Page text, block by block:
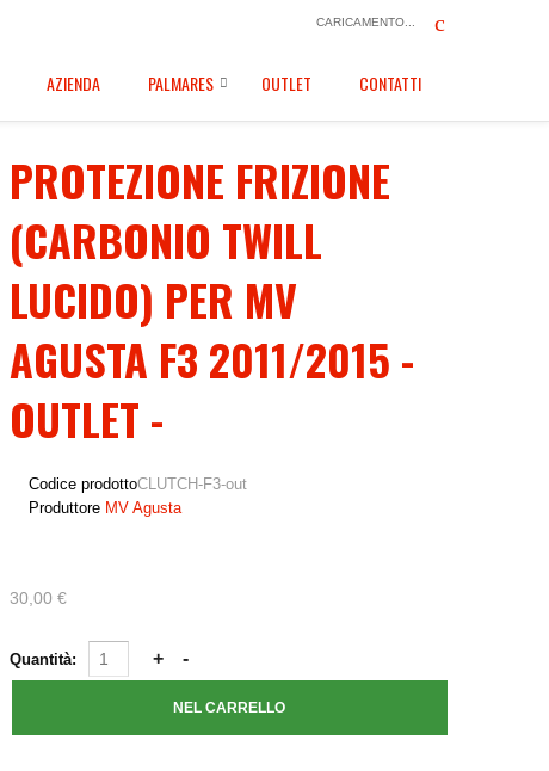
CARICAMENTO...
AZIENDA PALMARES OUTLET CONTATTI
PROTEZIONE FRIZIONE
(CARBONIO TWILL
LUCIDO) PER MV
AGUSTA F3 2011/2015 -
OUTLET -
Codice prodottoCLUTCH-F3-out
Produttore MV Agusta
30,00 €
Quantità: